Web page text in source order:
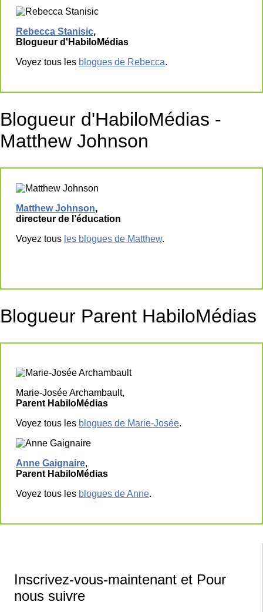
Rebecca Stanisic,
Blogueur d'HabiloMédias
Voyez tous les blogues de Rebecca.
Blogueur d'HabiloMédias -
Matthew Johnson
Matthew Johnson,
directeur de l’éducation
Voyez tous les blogues de Matthew.
Blogueur Parent HabiloMédias
Marie-Josée Archambault,
Parent HabiloMédias
Voyez tous les blogues de Marie-Josée.
Anne Gaignaire,
Parent HabiloMédias
Voyez tous les blogues de Anne.
Inscrivez-vous-maintenant et Pour
nous suivre